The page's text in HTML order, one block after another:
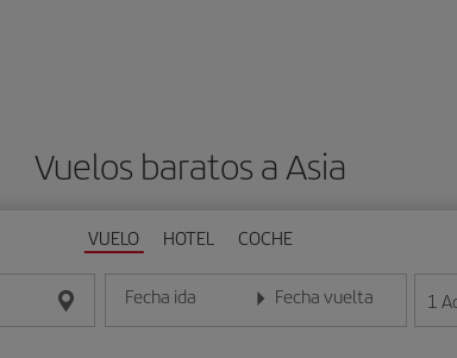
Vuelos baratos a Asia
VUELO HOTEL COCHE
Fecha ida
Introduce la fecha en formato día/mes/año
Fecha vuelta
Introduce la fecha en 1